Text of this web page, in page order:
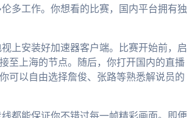
多工作。你想看的比赛，国内平台拥有独
上安装好加速器客户端。比赛开始前，启
至上海的节点。随后，你打开国内的直播
可以自由选择詹俊、张路等熟悉解说员的
都能保证你不错过每一帧精彩画面。即便